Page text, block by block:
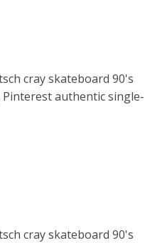
cray skateboard 90's
authentic single-
cray skateboard 90's